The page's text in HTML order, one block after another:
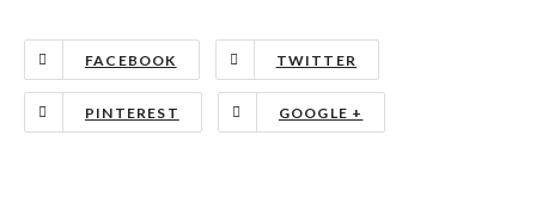
FACEBOOK TWITTER
PINTEREST GOOGLE +